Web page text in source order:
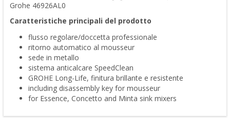
Grohe 46926AL0
Caratteristiche principali del prodotto
flusso regolare/doccetta professionale
ritorno automatico al mousseur
sede in metallo
sistema anticalcare SpeedClean
GROHE Long-Life, finitura brillante e resistente
including disassembly key for mousseur
for Essence, Concetto and Minta sink mixers